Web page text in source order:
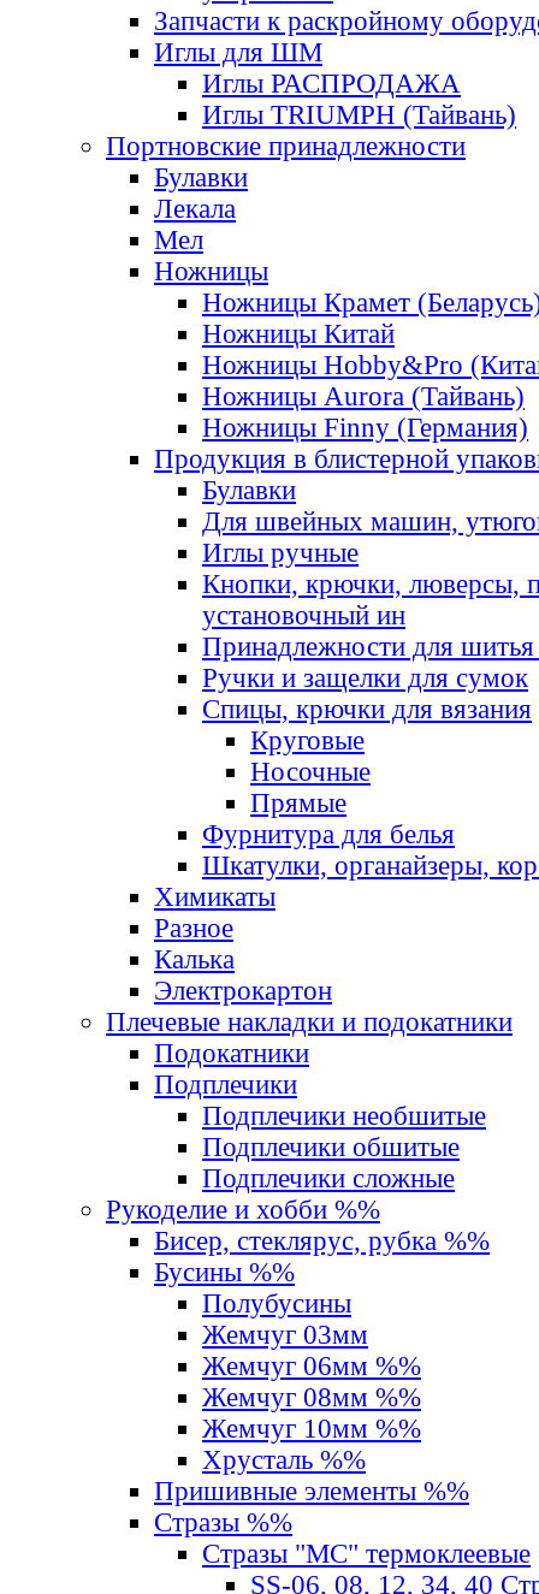
Запчасти к раскройному
Иглы для ШМ
Иглы РАСПРОДАЖА
Иглы TRIUMPH (Тайвань)
Портновские принадлежности
Булавки
Лекала
Мел
Ножницы
Ножницы Крамет
Ножницы Китай
Ножницы Hobby&Pro
Ножницы Aurora (Тайвань)
Ножницы Finny (Германия)
Продукция в блистерной
Булавки
Для швейных машин,
Иглы ручные
Кнопки, крючки, люверсы,
установочный ин
Принадлежности для шитья
Ручки и защелки для сумок
Спицы, крючки для вязания
Круговые
Носочные
Прямые
Фурнитура для белья
Шкатулки, органайзеры,
Химикаты
Разное
Калька
Электрокартон
Плечевые накладки и подокатники
Подокатники
Подплечики
Подплечики необшитые
Подплечики обшитые
Подплечики сложные
Рукоделие и хобби %%
Бисер, стеклярус, рубка %%
Бусины %%
Полубусины
Жемчуг 03мм
Жемчуг 06мм %%
Жемчуг 08мм %%
Жемчуг 10мм %%
Хрусталь %%
Пришивные элементы %%
Стразы %%
Стразы "MС" термоклеевые
SS-06, 08, 12, 34, 40